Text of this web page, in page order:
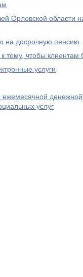
Орловской области
на досрочную пенсию
чтобы клиентам
услуги
ежемесячной
услуг